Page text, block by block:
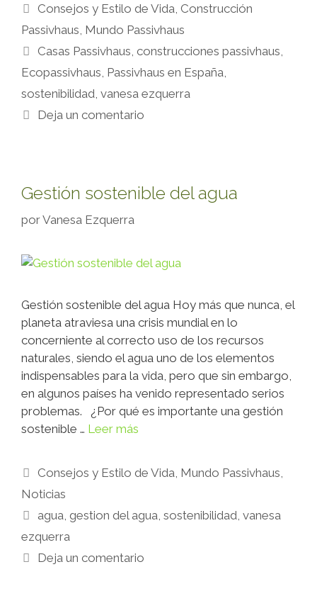
Consejos y Estilo de Vida Construcción
Passivhaus Mundo Passivhaus
Casas Passivhaus ,construcciones passivhaus
Ecopassivhaus Passivhaus en España
sostenibilidad vanesa ezquerra
Deja un comentario
Gestión sostenible del agua
porVanesa Ezquerra
Gestión sostenible del agua Hoy más que nunca, el
planeta atraviesa una crisis mundial en lo
concerniente al correcto uso de los recursos
naturales, siendo el agua uno de los elementos
indispensables para la vida, pero que sin embargo,
en algunos países ha venido representado serios
problemas. ¿Por qué es importante una gestión
sostenible … Leer más
Consejos y Estilo de Vida, Mundo Passivhaus,
Noticias
agua,gestion del agua,sostenibilidad,vanesa
ezquerra
Deja un comentario